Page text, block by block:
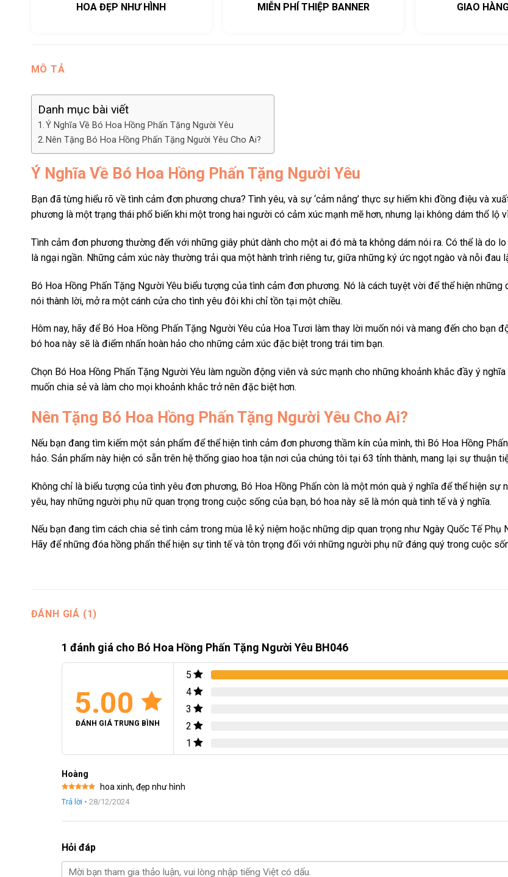
HOA ĐẸP NHƯ HÌNH MIỄN PHÍ THIỆP BANNER GIAO
MÔ TẢ
Danh mục bài viết
Ý Nghĩa Về Bó Hoa Hồng Phấn Tặng Người Yêu
Nên Tặng Bó Hoa Hồng Phấn Tặng Người Yêu Cho Ai?
Ý Nghĩa Về Bó Hoa Hồng Phấn Tặng Người Yêu
Bạn đã từng hiểu rõ về tình cảm đơn phương chưa? Tình yêu, và sự ‘cảm nắng’ thực sự hiếm khi đồng điệu và
phương là một trạng thái phổ biến khi một trong hai người có cảm xúc mạnh mẽ hơn, nhưng lại không dám thổ lộ
Tình cảm đơn phương thường đến với những giây phút dành cho một ai đó mà ta không dám nói ra. Có thể là do
là ngại ngần. Những cảm xúc này thường trải qua một hành trình riêng tư, giữa những ký ức ngọt ngào và nỗi đau
Bó Hoa Hồng Phấn Tặng Người Yêu biểu tượng của tình cảm đơn phương. Nó là cách tuyệt vời để thể hiện
nói thành lời, mở ra một cánh cửa cho tình yêu đôi khi chỉ tồn tại một chiều.
Hôm nay, hãy để Bó Hoa Hồng Phấn Tặng Người Yêu của Hoa Tươi làm thay lời muốn nói và mang đến cho bạn
bó hoa này sẽ là điểm nhấn hoàn hảo cho những cảm xúc đặc biệt trong trái tim bạn.
Chọn Bó Hoa Hồng Phấn Tặng Người Yêu làm nguồn động viên và sức mạnh cho những khoảnh khắc đầy ý
muốn chia sẻ và làm cho mọi khoảnh khắc trở nên đặc biệt hơn.
Nên Tặng Bó Hoa Hồng Phấn Tặng Người Yêu Cho Ai?
Nếu bạn đang tìm kiếm một sản phẩm để thể hiện tình cảm đơn phương thầm kín của mình, thì Bó Hoa Hồng
hảo. Sản phẩm này hiện có sẵn trên hệ thống giao hoa tận nơi của chúng tôi tại 63 tỉnh thành, mang lại sự thuận
Không chỉ là biểu tượng của tình yêu đơn phương, Bó Hoa Hồng Phấn còn là một món quà ý nghĩa để thể hiện
yêu, hay những người phụ nữ quan trọng trong cuộc sống của bạn, bó hoa này sẽ là món quà tinh tế và ý nghĩa.
Nếu bạn đang tìm cách chia sẻ tình cảm trong mùa lễ kỷ niệm hoặc những dịp quan trọng như Ngày Quốc Tế
Hãy để những đóa hồng phấn thể hiện sự tình tế và tôn trọng đối với những người phụ nữ đáng quý trong cuộc
ĐÁNH GIÁ (1)
1 đánh giá cho Bó Hoa Hồng Phấn Tặng Người Yêu BH046
5.00
ĐÁNH GIÁ TRUNG BÌNH
5
4
3
2
1
Hoàng
Được xếp
hạng5 5
hoa xinh, đẹp như hình
Trả lời • 28/12/2024
Hỏi đáp